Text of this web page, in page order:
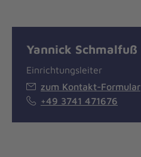
Yannick Schmalfuß
Einrichtungsleiter
zum Kontakt-Formular
+49 3741 471676